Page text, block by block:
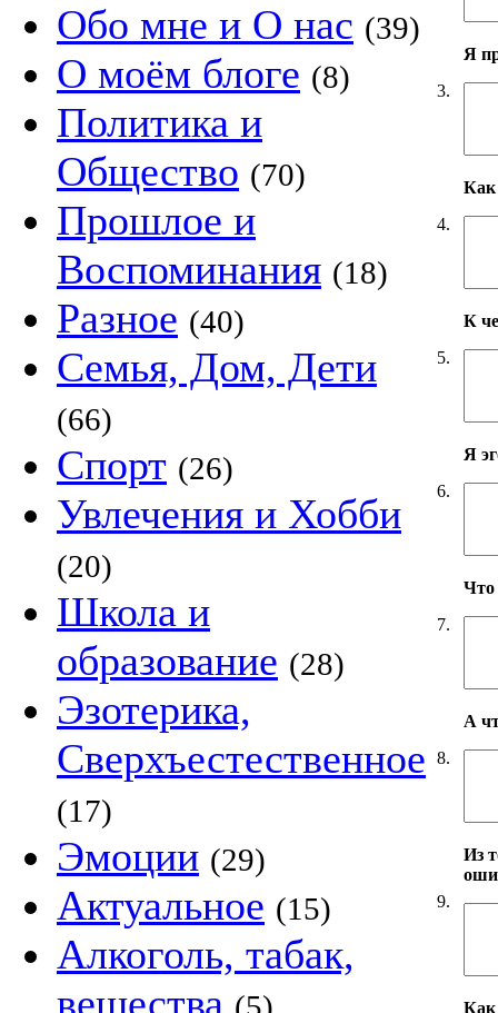
Обо мне и О нас (39)
О моём блоге (8)
Политика и
Общество (70)
Прошлое и
Воспоминания (18)
Разное (40)
Семья, Дом, Дети
(66)
Спорт (26)
Увлечения и Хобби
(20)
Школа и
образование (28)
Эзотерика,
Сверхъестественное
(17)
Эмоции (29)
Актуальное (15)
Алкоголь, табак,
вещества
3.
Я
4.
Как
5.
К
6.
Я
7.
Что
8.
А
9.
Из
Как